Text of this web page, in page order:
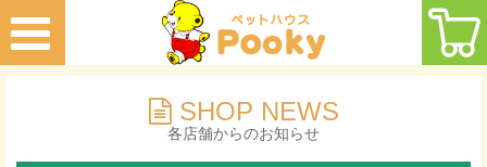
SHOP NEWS
各店舗からのお知らせ